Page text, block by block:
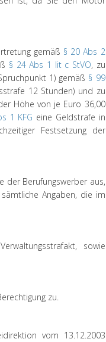
gemäß § 20 Abs 2
§ 24 Abs 1 lit c StVO, zu
1) gemäß § 99
12 Stunden) und zu
Höhe von je Euro 36,00
1 KFG eine Geldstrafe in
Festsetzung der
der Berufungswerber aus,
Angaben, die im
sowie
zu.
vom 13.12.2003